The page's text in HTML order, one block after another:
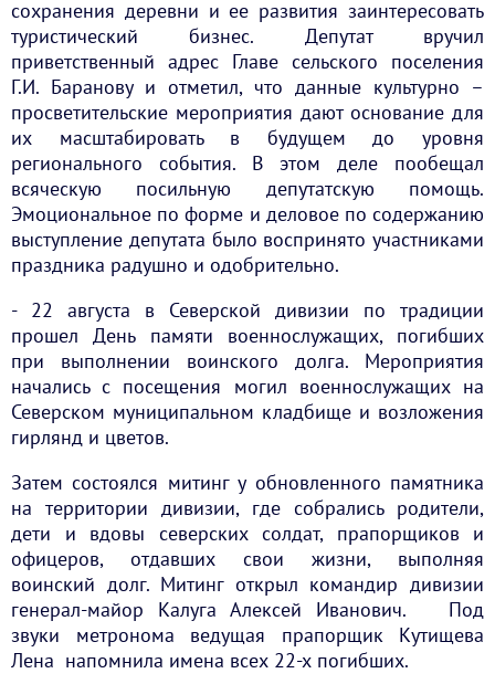
сохранения деревни и ее развития заинтересовать
туристический бизнес. Депутат вручил
приветственный адрес Главе сельского поселения
Г.И. Баранову и отметил, что данные культурно –
просветительские мероприятия дают основание для
их масштабировать в будущем до уровня
регионального события. В этом деле пообещал
всяческую посильную депутатскую помощь.
Эмоциональное по форме и деловое по содержанию
выступление депутата было воспринято участниками
праздника радушно и одобрительно.
- 22 августа в Северской дивизии по традиции
прошел День памяти военнослужащих, погибших
при выполнении воинского долга. Мероприятия
начались с посещения могил военнослужащих на
Северском муниципальном кладбище и возложения
гирлянд и цветов.
Затем состоялся митинг у обновленного памятника
на территории дивизии, где собрались родители,
дети и вдовы северских солдат, прапорщиков и
офицеров, отдавших свои жизни, выполняя
воинский долг. Митинг открыл командир дивизии
генерал-майор Калуга Алексей Иванович. Под
звуки метронома ведущая прапорщик Кутищева
Лена напомнила имена всех 22-х погибших.